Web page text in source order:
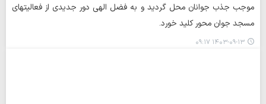
موجب جذب جوانان محل گردید و به فضل الهی دور جدیدی از فعالیتهای
مسجد جوان محور کلید خورد.
۱۴۰۳-۰۹-۱۳ ۰۹:۱۷